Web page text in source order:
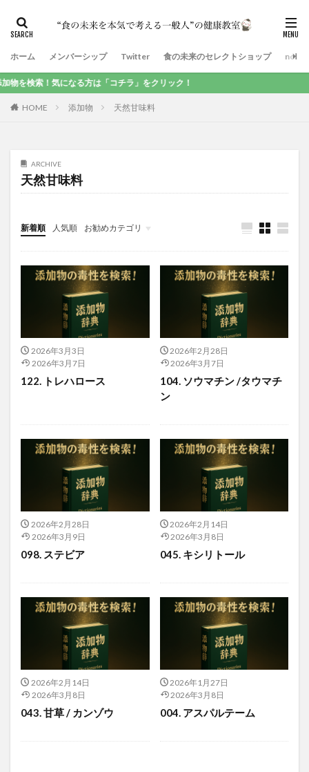
ホーム メンバーシップ Twitter 食の未来のセレクトショップ note
索！気になる方は「コチラ」をクリック！
HOME 添加物 天然甘味料
ARCHIVE
天然甘味料
新着順 人気順 お勧めカテゴリ
食品添加物
2026年3月3日
2026年3月7日
122. トレハロース
2026年2月28日
2026年3月7日
104. ソウマチン /タウマチ
ン
2026年2月28日
2026年3月9日
098. ステビア
2026年2月14日
2026年3月8日
045. キシリトール
2026年2月14日
2026年3月8日
043. 甘草 / カンゾウ
2026年1月27日
2026年3月8日
004. アスパルテーム